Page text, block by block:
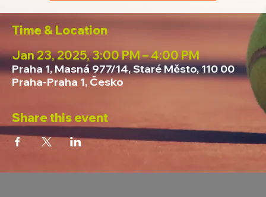
Time & Location
Jan 23, 2025, 3:00 PM – 4:00 PM
Praha 1, Masná 977/14, Staré Město, 110 00
Praha-Praha 1, Česko
Share this event